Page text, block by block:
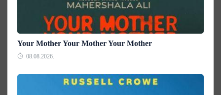
Your Mother Your Mother Your Mother
08.08.2026.